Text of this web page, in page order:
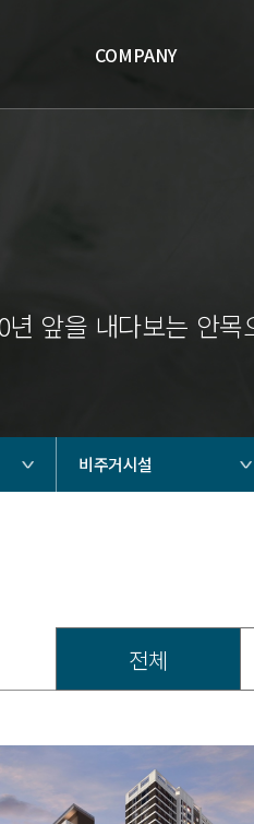
COMPANY
년 앞을 내다보는 안
비주거시설
전체